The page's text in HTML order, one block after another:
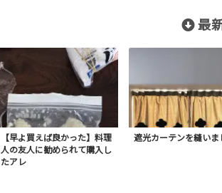
最
【早よ買えば良かった】料理
人の友人に勧められて購入し
たアレ
遮光カーテンを縫いま